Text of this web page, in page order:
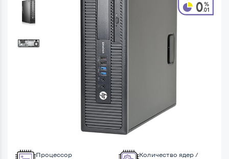
Процессор
Количество ядер /